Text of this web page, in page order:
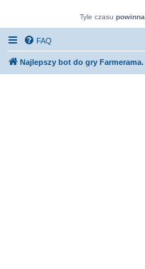
Tyle czasu powinna
FAQ
Najlepszy bot do gry Farmerama.